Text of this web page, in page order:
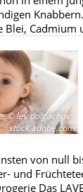
Blei, Cadmium
:© lev dolgachov -
stock.adobe.com
von null
und
Das